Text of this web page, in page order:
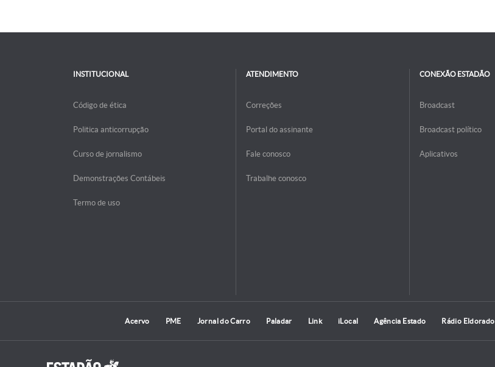
INSTITUCIONAL
Código de ética
Politica anticorrupção
Curso de jornalismo
Demonstrações Contábeis
Termo de uso
ATENDIMENTO
Correções
Portal do assinante
Fale conosco
Trabalhe conosco
CONEXÃO ESTADÃO
Broadcast
Broadcast político
Aplicativos
Acervo PME Jornal do Carro Paladar Link iLocal Agência Estado Rádio Eldorado